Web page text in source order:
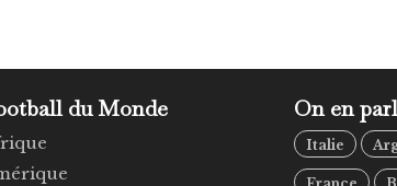
du Monde On en
Italie